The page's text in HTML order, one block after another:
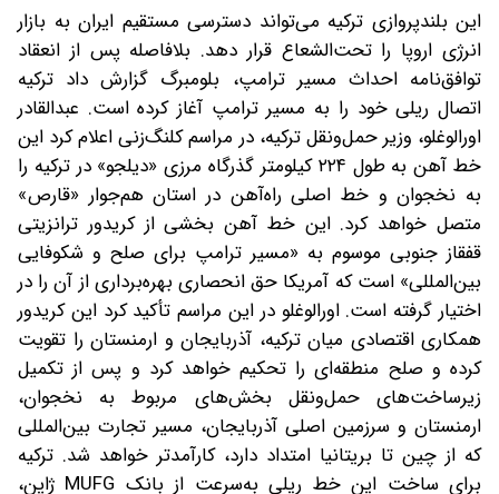
این بلندپروازی ترکیه‌ می‌تواند دسترسی مستقیم ایران به بازار
انرژی اروپا را تحت‌الشعاع قرار دهد. بلافاصله پس از انعقاد
توافق‌نامه احداث مسیر ترامپ، بلومبرگ گزارش داد ترکیه
اتصال ریلی خود را به مسیر ترامپ آغاز کرده است. عبدالقادر
اورالوغلو، وزیر حمل‌ونقل ترکیه، در مراسم کلنگ‌زنی اعلام کرد این
خط آهن به طول ۲۲۴ کیلومتر گذرگاه مرزی «دیلجو» در ترکیه را
به نخجوان و خط اصلی راه‌آهن در استان هم‌جوار «قارص»
متصل خواهد کرد. این خط آهن بخشی از کریدور ترانزیتی
قفقاز جنوبی موسوم به «مسیر ترامپ برای صلح و شکوفایی
بین‌المللی» است که آمریکا حق انحصاری بهره‌برداری از آن را در
اختیار گرفته است. اورالوغلو در این مراسم تأکید کرد‌ این کریدور
همکاری اقتصادی میان ترکیه، آذربایجان و ارمنستان را تقویت
کرده و صلح منطقه‌ای را تحکیم خواهد کرد و پس از تکمیل
زیرساخت‌های حمل‌ونقل بخش‌های مربوط به نخجوان،
ارمنستان و سرزمین اصلی آذربایجان، مسیر تجارت بین‌المللی
که از چین تا بریتانیا امتداد دارد، کارآمدتر خواهد شد‌. ترکیه
برای ساخت این خط ریلی به‌سرعت ‌از بانک MUFG ژاپن،